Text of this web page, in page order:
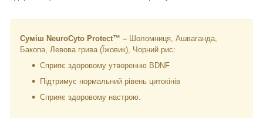
Суміш NeuroCyto Protect™ –
Шоломниця, Ашваганда,
Бакопа, Левова грива (Їжовик), Чорний рис:
Сприяє здоровому утворенню BDNF
Підтримує нормальний рівень цитокінів
Сприяє здоровому настрою.